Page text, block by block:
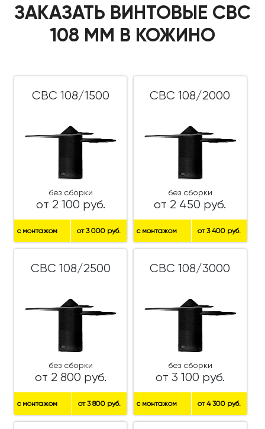
ЗАКАЗАТЬ ВИНТОВЫЕ СВС
108 ММ В КОЖИНО
СВС 108/1500
без сборки
от 2 100 руб.
с монтажом от 3 000 руб.
СВС 108/2000
без сборки
от 2 450 руб.
с монтажом от 3 400 руб.
СВС 108/2500
без сборки
от 2 800 руб.
с монтажом от 3 800 руб.
СВС 108/3000
без сборки
от 3 100 руб.
с монтажом от 4 300 руб.